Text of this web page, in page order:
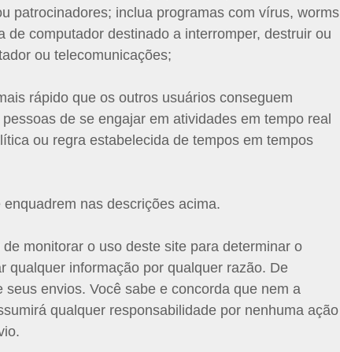
patrocinadores; inclua programas com vírus, worms
computador destinado a interromper, destruir ou
ou telecomunicações;
rápido que os outros usuários conseguem
de se engajar em atividades em tempo real
ou regra estabelecida de tempos em tempos
nas descrições acima.
monitorar o uso deste site para determinar o
qualquer informação por qualquer razão. De
envios. Você sabe e concorda que nem a
qualquer responsabilidade por nenhuma ação